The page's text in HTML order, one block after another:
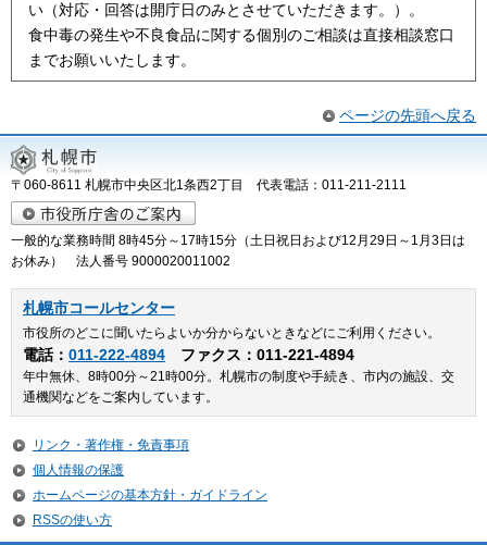
い（対応・回答は開庁日のみとさせていただきます。）。
食中毒の発生や不良食品に関する個別のご相談は直接相談窓口
までお願いいたします。
ページの先頭へ戻る
〒060-8611 札幌市中央区北1条西2丁目 代表電話：011-211-2111
一般的な業務時間 8時45分～17時15分（土日祝日および12月29日～1月3日は
お休み） 法人番号 9000020011002
札幌市コールセンター
市役所のどこに聞いたらよいか分からないときなどにご利用ください。
電話： 011-222-4894 ファクス：011-221-4894
年中無休、8時00分～21時00分。札幌市の制度や手続き、市内の施設、交
通機関などをご案内しています。
リンク・著作権・免責事項
個人情報の保護
ホームページの基本方針・ガイドライン
RSSの使い方